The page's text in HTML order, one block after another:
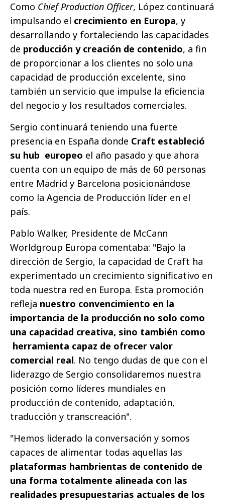
Como Chief Production Officer, López continuará
impulsando el crecimiento en Europa, y
desarrollando y fortaleciendo las capacidades
de producción y creación de contenido, a fin
de proporcionar a los clientes no solo una
capacidad de producción excelente, sino
también un servicio que impulse la eficiencia
del negocio y los resultados comerciales.
Sergio continuará teniendo una fuerte
presencia en España donde Craft estableció
su hub europeo el año pasado y que ahora
cuenta con un equipo de más de 60 personas
entre Madrid y Barcelona posicionándose
como la Agencia de Producción líder en el
país.
Pablo Walker, Presidente de McCann
Worldgroup Europa comentaba: "Bajo la
dirección de Sergio, la capacidad de Craft ha
experimentado un crecimiento significativo en
toda nuestra red en Europa. Esta promoción
refleja nuestro convencimiento en la
importancia de la producción no solo como
una capacidad creativa, sino también como
herramienta capaz de ofrecer valor
comercial real. No tengo dudas de que con el
liderazgo de Sergio consolidaremos nuestra
posición como líderes mundiales en
producción de contenido, adaptación,
traducción y transcreación".
"Hemos liderado la conversación y somos
capaces de alimentar todas aquellas las
plataformas hambrientas de contenido de
una forma totalmente alineada con las
realidades presupuestarias actuales de los